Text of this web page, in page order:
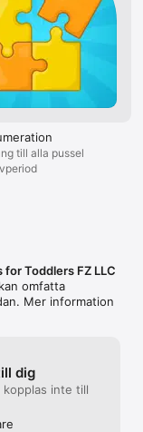
före slutet
förnyelse i
dock inte under
provperioden
policy/
till alla pussel
for Toddlers FZ LLC
omfatta
Mer information
dig
kopplas inte till